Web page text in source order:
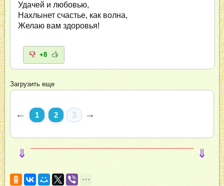
Удачей и любовью,
Нахлынет счастье, как волна,
Желаю вам здоровья!
+8
Загрузить еще
← 1 2 3 →
⇓ ⇓